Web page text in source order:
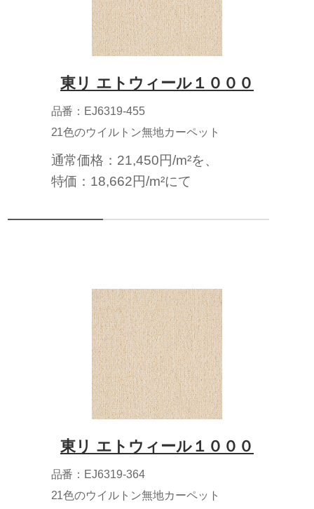
東リ エトウィール１０００
品番：EJ6319-455
21色のウイルトン無地カーペット
通常価格：21,450円/m²を、
特価：18,662円/m²にて
東リ エトウィール１０００
品番：EJ6319-364
21色のウイルトン無地カーペット